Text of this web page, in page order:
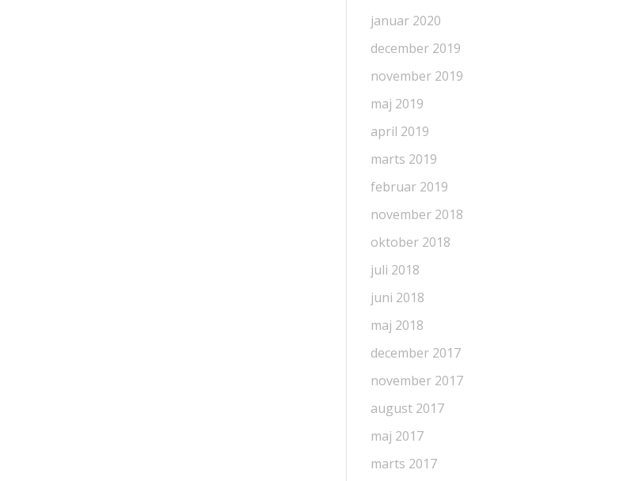
januar 2020
december 2019
november 2019
maj 2019
april 2019
marts 2019
februar 2019
november 2018
oktober 2018
juli 2018
juni 2018
maj 2018
december 2017
november 2017
august 2017
maj 2017
marts 2017